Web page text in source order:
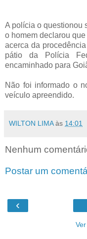
A polícia o questionou
o homem declarou
acerca da
pátio da Polícia
encaminhado para
Não foi informado o
veículo apreendido.
WILTON LIMA às 14:01
Nenhum
Postar um
‹